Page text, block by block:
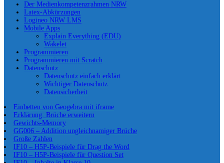
Der Medienkompetenzrahmen NRW
Latex-Abkürzungen
Logineo NRW LMS
Mobile Apps
Explain Everything (EDU)
Wakelet
Programmieren
Programmieren mit Scratch
Datenschutz
Datenschutz einfach erklärt
Wichtiger Datenschutz
Datensicherheit
Einbetten von Geogebra mit iframe
Erklärung: Brüche erweitern
Gewichts-Memory
GG006 – Addition ungleichnamiger Brüche
Große Zahlen
IF10 – H5P-Beispiele für Drag the Word
IF10 – H5P-Beispiele für Question Set